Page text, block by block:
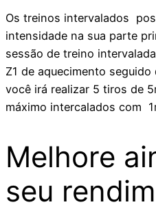
Os treinos intervalados
intensidade na sua parte
sessão de treino
Z1 de aquecimento
você irá realizar 5 tiros de
máximo intercalados com
Melhore
seu